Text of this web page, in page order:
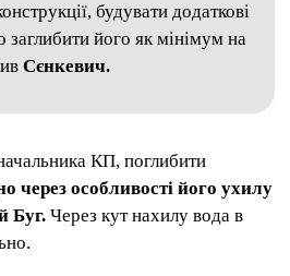
будувати додаткові
заглибити його як мінімум на
Сєнкевич.
КП, поглибити
через особливості його ухилу
Буг. Через кут нахилу вода в